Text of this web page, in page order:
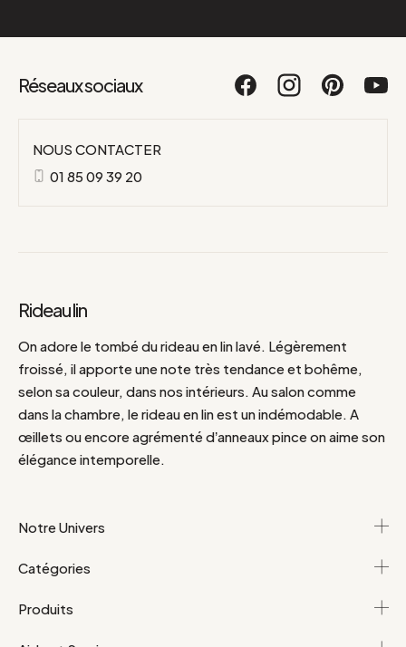
Réseaux sociaux
NOUS CONTACTER
01 85 09 39 20
Rideau lin
On adore le tombé du rideau en lin lavé. Légèrement
froissé, il apporte une note très tendance et bohême,
selon sa couleur, dans nos intérieurs. Au salon comme
dans la chambre, le rideau en lin est un indémodable. A
œillets ou encore agrémenté d’anneaux pince on aime son
élégance intemporelle.
Notre Univers
Catégories
Produits